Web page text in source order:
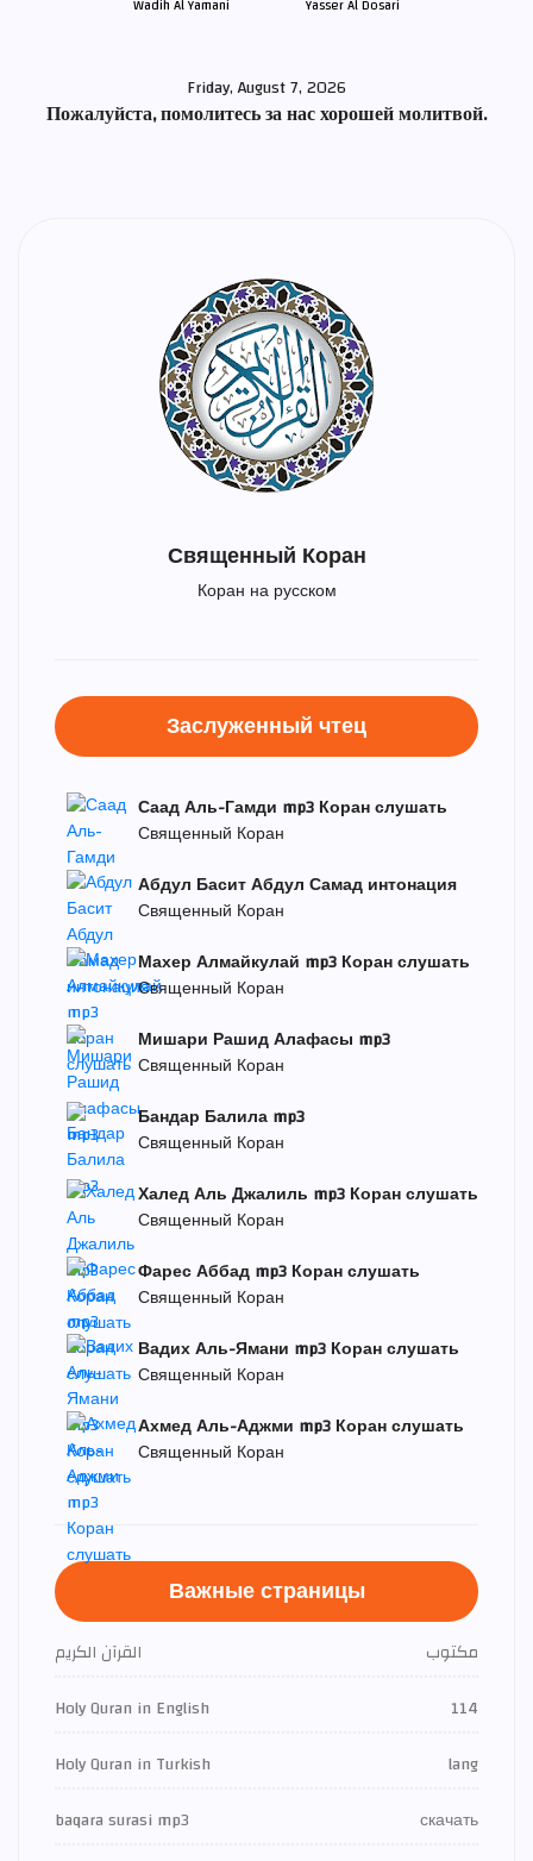
Wadih Al Yamani Yasser Al Dosari
Friday, August 7, 2026
Пожалуйста, помолитесь за нас хорошей молитвой.
Священный Коран
Коран на русском
Заслуженный чтец
Саад Аль-Гамди mp3 Коран слушать
Священный Коран
Абдул Басит Абдул Самад интонация
Священный Коран
Махер Алмайкулай mp3 Коран слушать
Священный Коран
Мишари Рашид Алафасы mp3
Священный Коран
Бандар Балила mp3
Священный Коран
Халед Аль Джалиль mp3 Коран слушать
Священный Коран
Фарес Аббад mp3 Коран слушать
Священный Коран
Вадих Аль-Ямани mp3 Коран слушать
Священный Коран
Ахмед Аль-Аджми mp3 Коран слушать
Священный Коран
Важные страницы
القرآن الكريم
مكتوب
Holy Quran in English
114
Holy Quran in Turkish
lang
baqara surasi mp3
скачать